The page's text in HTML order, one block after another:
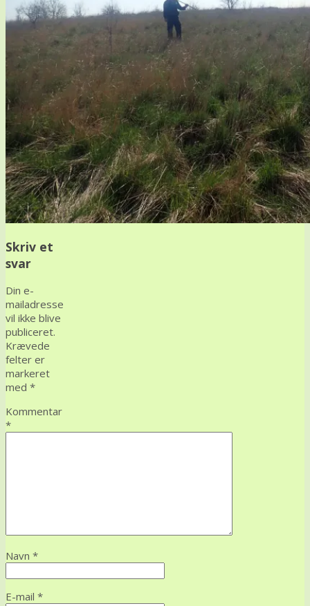
Skriv et
svar
Din e-
mailadresse
vil ikke blive
publiceret.
Krævede
felter er
markeret
med *
Kommentar
*
Navn *
E-mail *